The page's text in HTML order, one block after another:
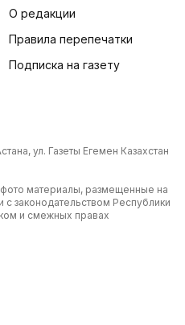
О редакции
Правила перепечатки
Подписка на газету
ул. Газеты Егемен Казахстан
материалы, размещенные на
с законодательством Республики
и смежных правах